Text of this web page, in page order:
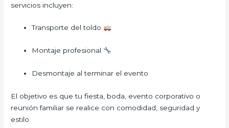
servicios incluyen:
Transporte del toldo
Montaje profesional
Desmontaje al terminar el evento
El objetivo es que tu fiesta, boda, evento corporativo o
reunión familiar se realice con comodidad, seguridad y
estilo.